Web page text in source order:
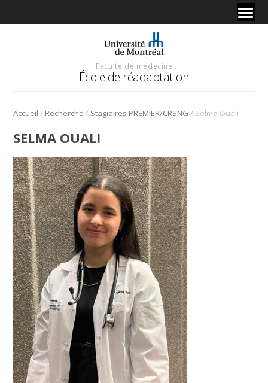
Faculté de médecine
École de réadaptation
Accueil / Recherche / Stagiaires PREMIER/CRSNG / Selma Ouali
SELMA OUALI